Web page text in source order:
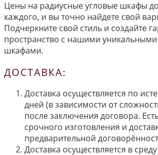
Цены на радиусные угловые шкафы
каждого, и вы точно найдете свой
Подчеркните свой стиль и создайте
пространство с нашими
шкафами.
ДОСТАВКА:
Доставка осуществляется по
дней (в зависимости от
после заключения договора.
срочного изготовления и
предварительной
Доставка осуществляется в